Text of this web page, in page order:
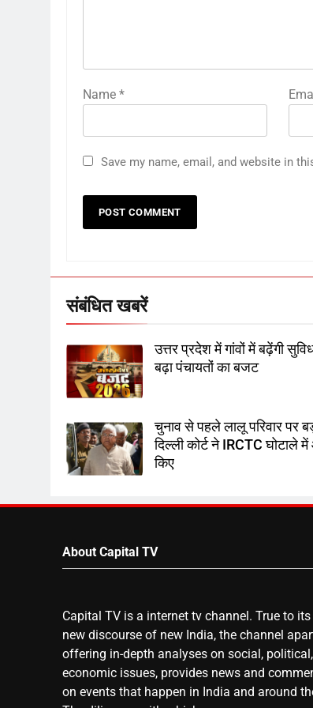
Name *
Save my name, email, and website in
संबंधित खबरें
उत्तर प्रदेश में गांवों में बढ़ेंगी
बढ़ा पंचायतों का बजट
चुनाव से पहले लालू परिवार पर
दिल्ली कोर्ट ने IRCTC घोटाले
किए
About Capital TV
Capital TV is a internet tv channel. True to
new discourse of new India, the channel
offering in-depth analyses on social,
economic issues, provides news and
on events that happen in India and around